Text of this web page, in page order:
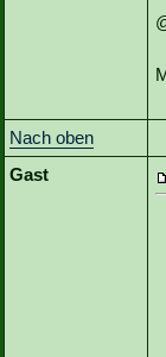
Nach oben
Gast